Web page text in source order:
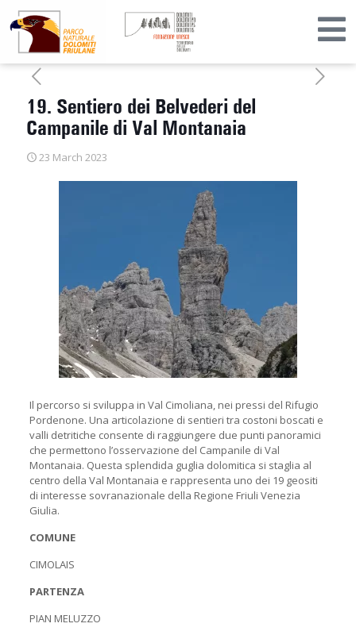
19. Sentiero dei Belvederi del
Campanile di Val Montanaia
23 March 2023
Il percorso si sviluppa in Val Cimoliana, nei pressi del Rifugio
Pordenone. Una articolazione di sentieri tra costoni boscati e
valli detritiche consente di raggiungere due punti panoramici
che permettono l’osservazione del Campanile di Val
Montanaia. Questa splendida guglia dolomitica si staglia al
centro della Val Montanaia e rappresenta uno dei 19 geositi
di interesse sovranazionale della Regione Friuli Venezia
Giulia.
COMUNE
CIMOLAIS
PARTENZA
PIAN MELUZZO